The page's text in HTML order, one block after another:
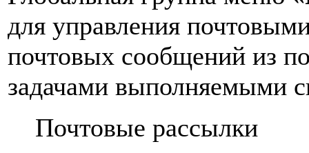
для управления
почтовых сообщений из
задачами выполняемыми
Почтовые рассылки